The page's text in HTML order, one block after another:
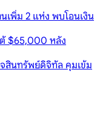
นเพิ่ม 2 แห่ง พบโอนเงิน
ต้ $65,000 หลัง
สินทรัพย์ดิจิทัล คุมเข้ม